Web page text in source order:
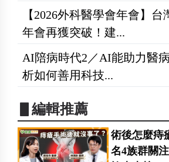
【2026外科醫學會年會】
年會再獲突破！建...
AI陪病時代2／AI能助力醫
析如何善用科技...
▋編輯推薦
術後怎麼痔
名4族群關